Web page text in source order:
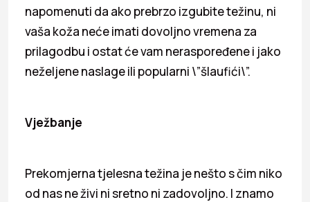
napomenuti da ako prebrzo izgubite težinu, ni
vaša koža neće imati dovoljno vremena za
prilagodbu i ostat će vam neraspoređene i jako
neželjene naslage ili popularni \”šlaufići\”.
Vježbanje
Prekomjerna tjelesna težina je nešto s čim niko
od nas ne živi ni sretno ni zadovoljno. I znamo